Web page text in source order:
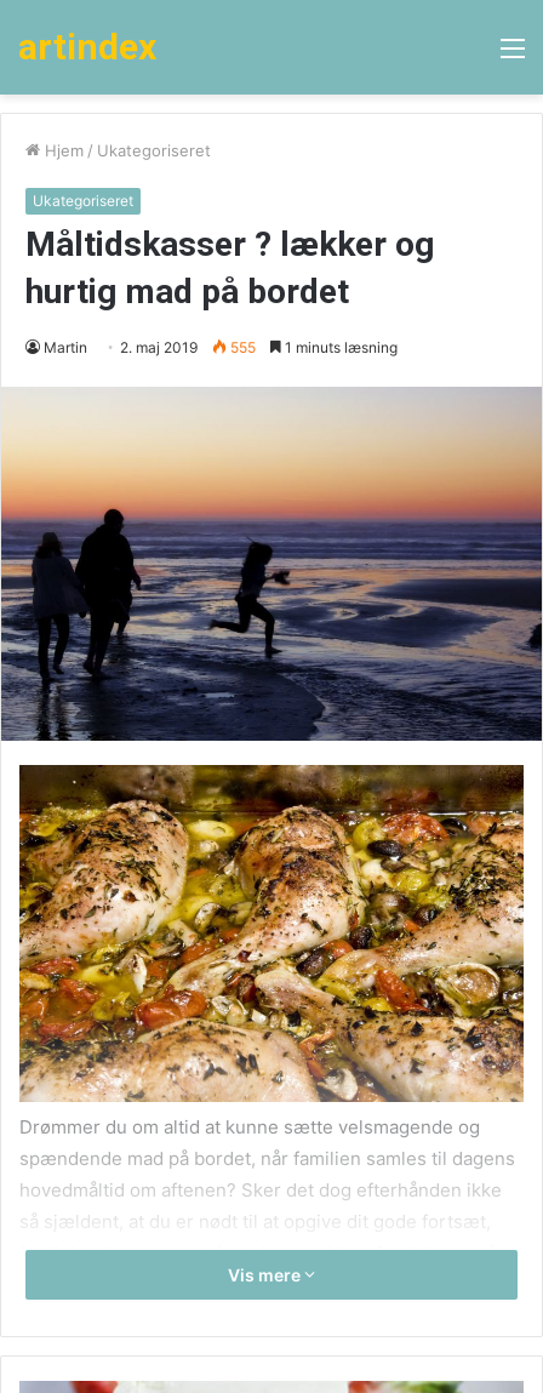
artindex
Hjem / Ukategoriseret
Ukategoriseret
Måltidskasser ? lækker og
hurtig mad på bordet
Martin 2. maj 2019 555 1 minuts læsning
Drømmer du om altid at kunne sætte velsmagende og
spændende mad på bordet, når familien samles til dagens
hovedmåltid om aftenen? Sker det dog efterhånden ikke
så sjældent, at du er nødt til at opgive dit gode fortsæt,
fordi du bliver presset for tid, simpelthen fordi der er så
meget, der skal klares? Hvis du er utilfreds med, at det for
til at finde frem til et godt alternativ. Der er ingen tvivl om,
Vis mere